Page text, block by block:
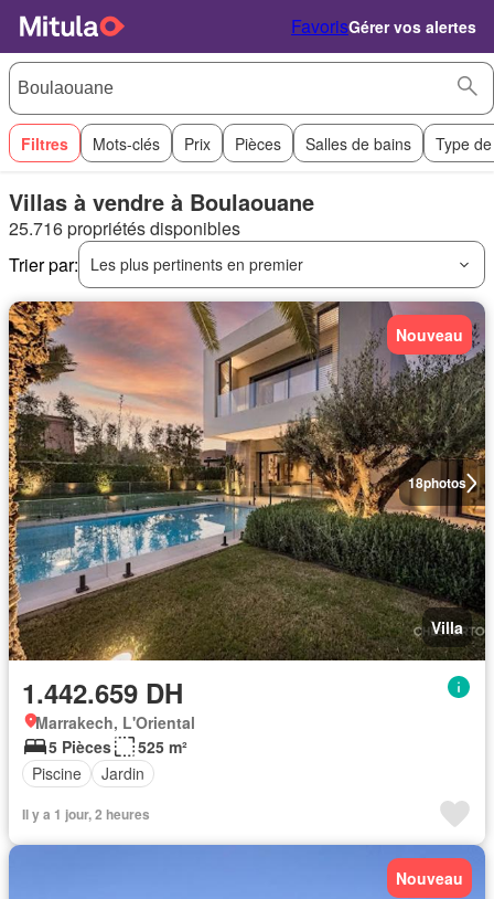
FavorisGérer vos alertes
Filtres Mots-clés Prix Pièces Salles de bains Type
Villas à vendre à Boulaouane
25.716 propriétés disponibles
Trier par:
Les plus pertinents en premier
18photos
Nouveau
Villa
1.442.659 DH
Marrakech, L'Oriental
5 Pièces
525 m²
Piscine
Jardin
Il y a 1 jour, 2 heures
Nouveau